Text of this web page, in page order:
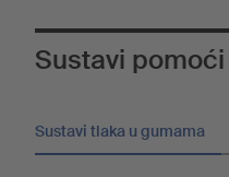
Sustavi pomoći
Sustavi tlaka u gumama